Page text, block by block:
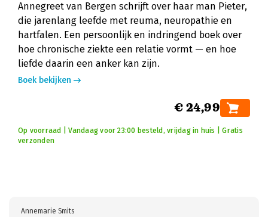
Annegreet van Bergen schrijft over haar man Pieter,
die jarenlang leefde met reuma, neuropathie en
hartfalen. Een persoonlijk en indringend boek over
hoe chronische ziekte een relatie vormt — en hoe
liefde daarin een anker kan zijn.
Boek bekijken
€ 24,99
Op voorraad | Vandaag voor 23:00 besteld, vrijdag in huis | Gratis
verzonden
Annemarie Smits